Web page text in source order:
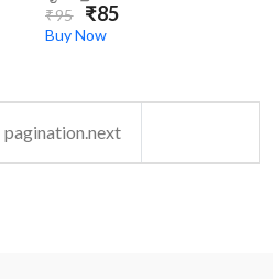
₹95₹85
Buy Now
pagination.next